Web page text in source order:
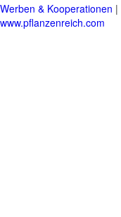
Werben & Kooperationen |
www.pflanzenreich.com